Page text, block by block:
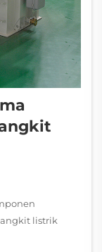
listrik
energi